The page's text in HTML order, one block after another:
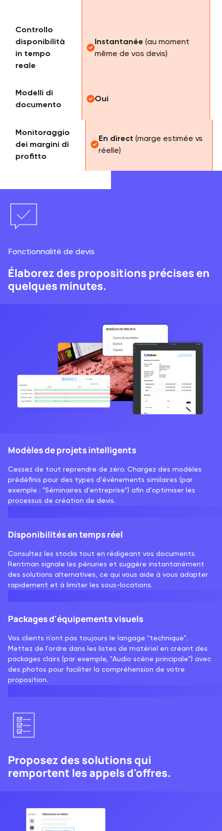
Controllo
disponibilità
in tempo
reale
Instantanée(au moment
même de vos devis)
Modelli di
documento
Oui
Monitoraggio
dei margini di
profitto
En direct (marge estimée vs
réelle)
Fonctionnalité de devis
Élaborez des propositions précises en
quelques minutes.
Modèles de projets intelligents
Cessez de tout reprendre de zéro. Chargez des modèles
prédéfinis pour des types d'événements similaires (par
exemple : "Séminaires d'entreprise") afin d'optimiser les
processus de création de devis.
Disponibilités en temps réel
Consultez les stocks tout en rédigeant vos documents.
Rentman signale les pénuries et suggère instantanément
des solutions alternatives, ce qui vous aide à vous adapter
rapidement et à limiter les sous-locations.
Packages d'équipements visuels
Vos clients n'ont pas toujours le langage "technique".
Mettez de l'ordre dans les listes de matériel en créant des
packages clairs (par exemple, "Audio scène principale") avec
des photos pour faciliter la compréhension de votre
proposition.
Proposez des solutions qui
remportent les appels d'offres.